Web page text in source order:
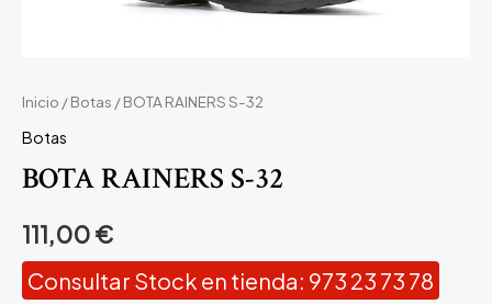
Inicio /Botas / BOTA RAINERS S-32
Botas
BOTA RAINERS S-32
111,00€
Consultar Stock en tienda: 973 23 73 78